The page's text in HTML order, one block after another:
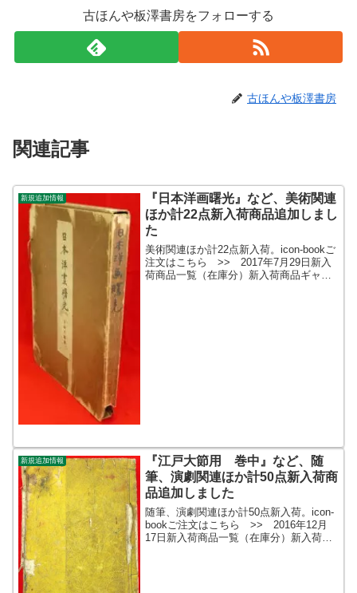
古ほんや板澤書房をフォローする
古ほんや板澤書房
関連記事
新規追加情報
『日本洋画曙光』など、美術関連
ほか計22点新入荷商品追加しまし
た
美術関連ほか計22点新入荷。icon-bookご
注文はこちら >> 2017年7月29日新入
荷商品一覧（在庫分）新入荷商品ギャラ
新規追加情報
『江戸大節用 巻中』など、随
筆、演劇関連ほか計50点新入荷商
品追加しました
随筆、演劇関連ほか計50点新入荷。icon-
bookご注文はこちら >> 2016年12月
17日新入荷商品一覧（在庫分）新入荷商